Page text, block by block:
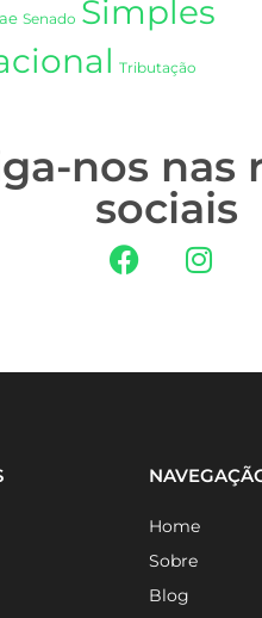
Senado Simples
Tributação
nos nas
sociais
Home
Sobre
Blog